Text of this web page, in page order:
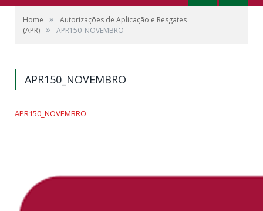
Home »
Autorizações de Aplicação e Resgates
(APR) » APR150_NOVEMBRO
APR150_NOVEMBRO
APR150_NOVEMBRO